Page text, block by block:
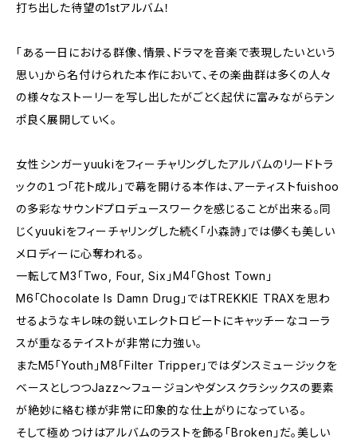
打ち出した待望の1stアルバム！
「ある一日における群像、情景、ドラマを音楽で表現したいという
思い」から名付けられた本作において、その楽曲群は多くの人々
の様々なストーリーを写し出したがごとく起伏に富みながらテン
ポ良く展開していく。
女性シンガーyuukiをフィーチャリングしたアルバムのリードトラ
ックの１つ「花ト成ル」で幕を開ける本作は、アーティストfuishoo
の多彩なサウンドプロデュースワークを感じることが出来る。同
じくyuukiをフィーチャリングした続く「小森詩」では儚くも美しい
メロディーに心奪われる。
一転してM3「Two, Four, Six」M4「Ghost Town」
M6「Chocolate Is Damn Drug」ではTREKKIE TRAXを思わ
せるようなキレ味の鋭いエレクトロビートにキャッチーなコーラ
スが重なるテイストが非常に力強い。
またM5「Youth」M8「Filter Tripper」ではダンスミュージックを
ベースとしつつJazz～フュージョンやダンスクラシックスの要素
が絶妙に絡む様が非常に印象的な仕上がりになっている。
そして極めつけはアルバムのラストを飾る「Broken」だ。美しい